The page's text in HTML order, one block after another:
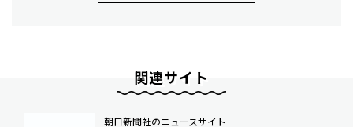
関連サイト
朝日新聞社のニュースサイト